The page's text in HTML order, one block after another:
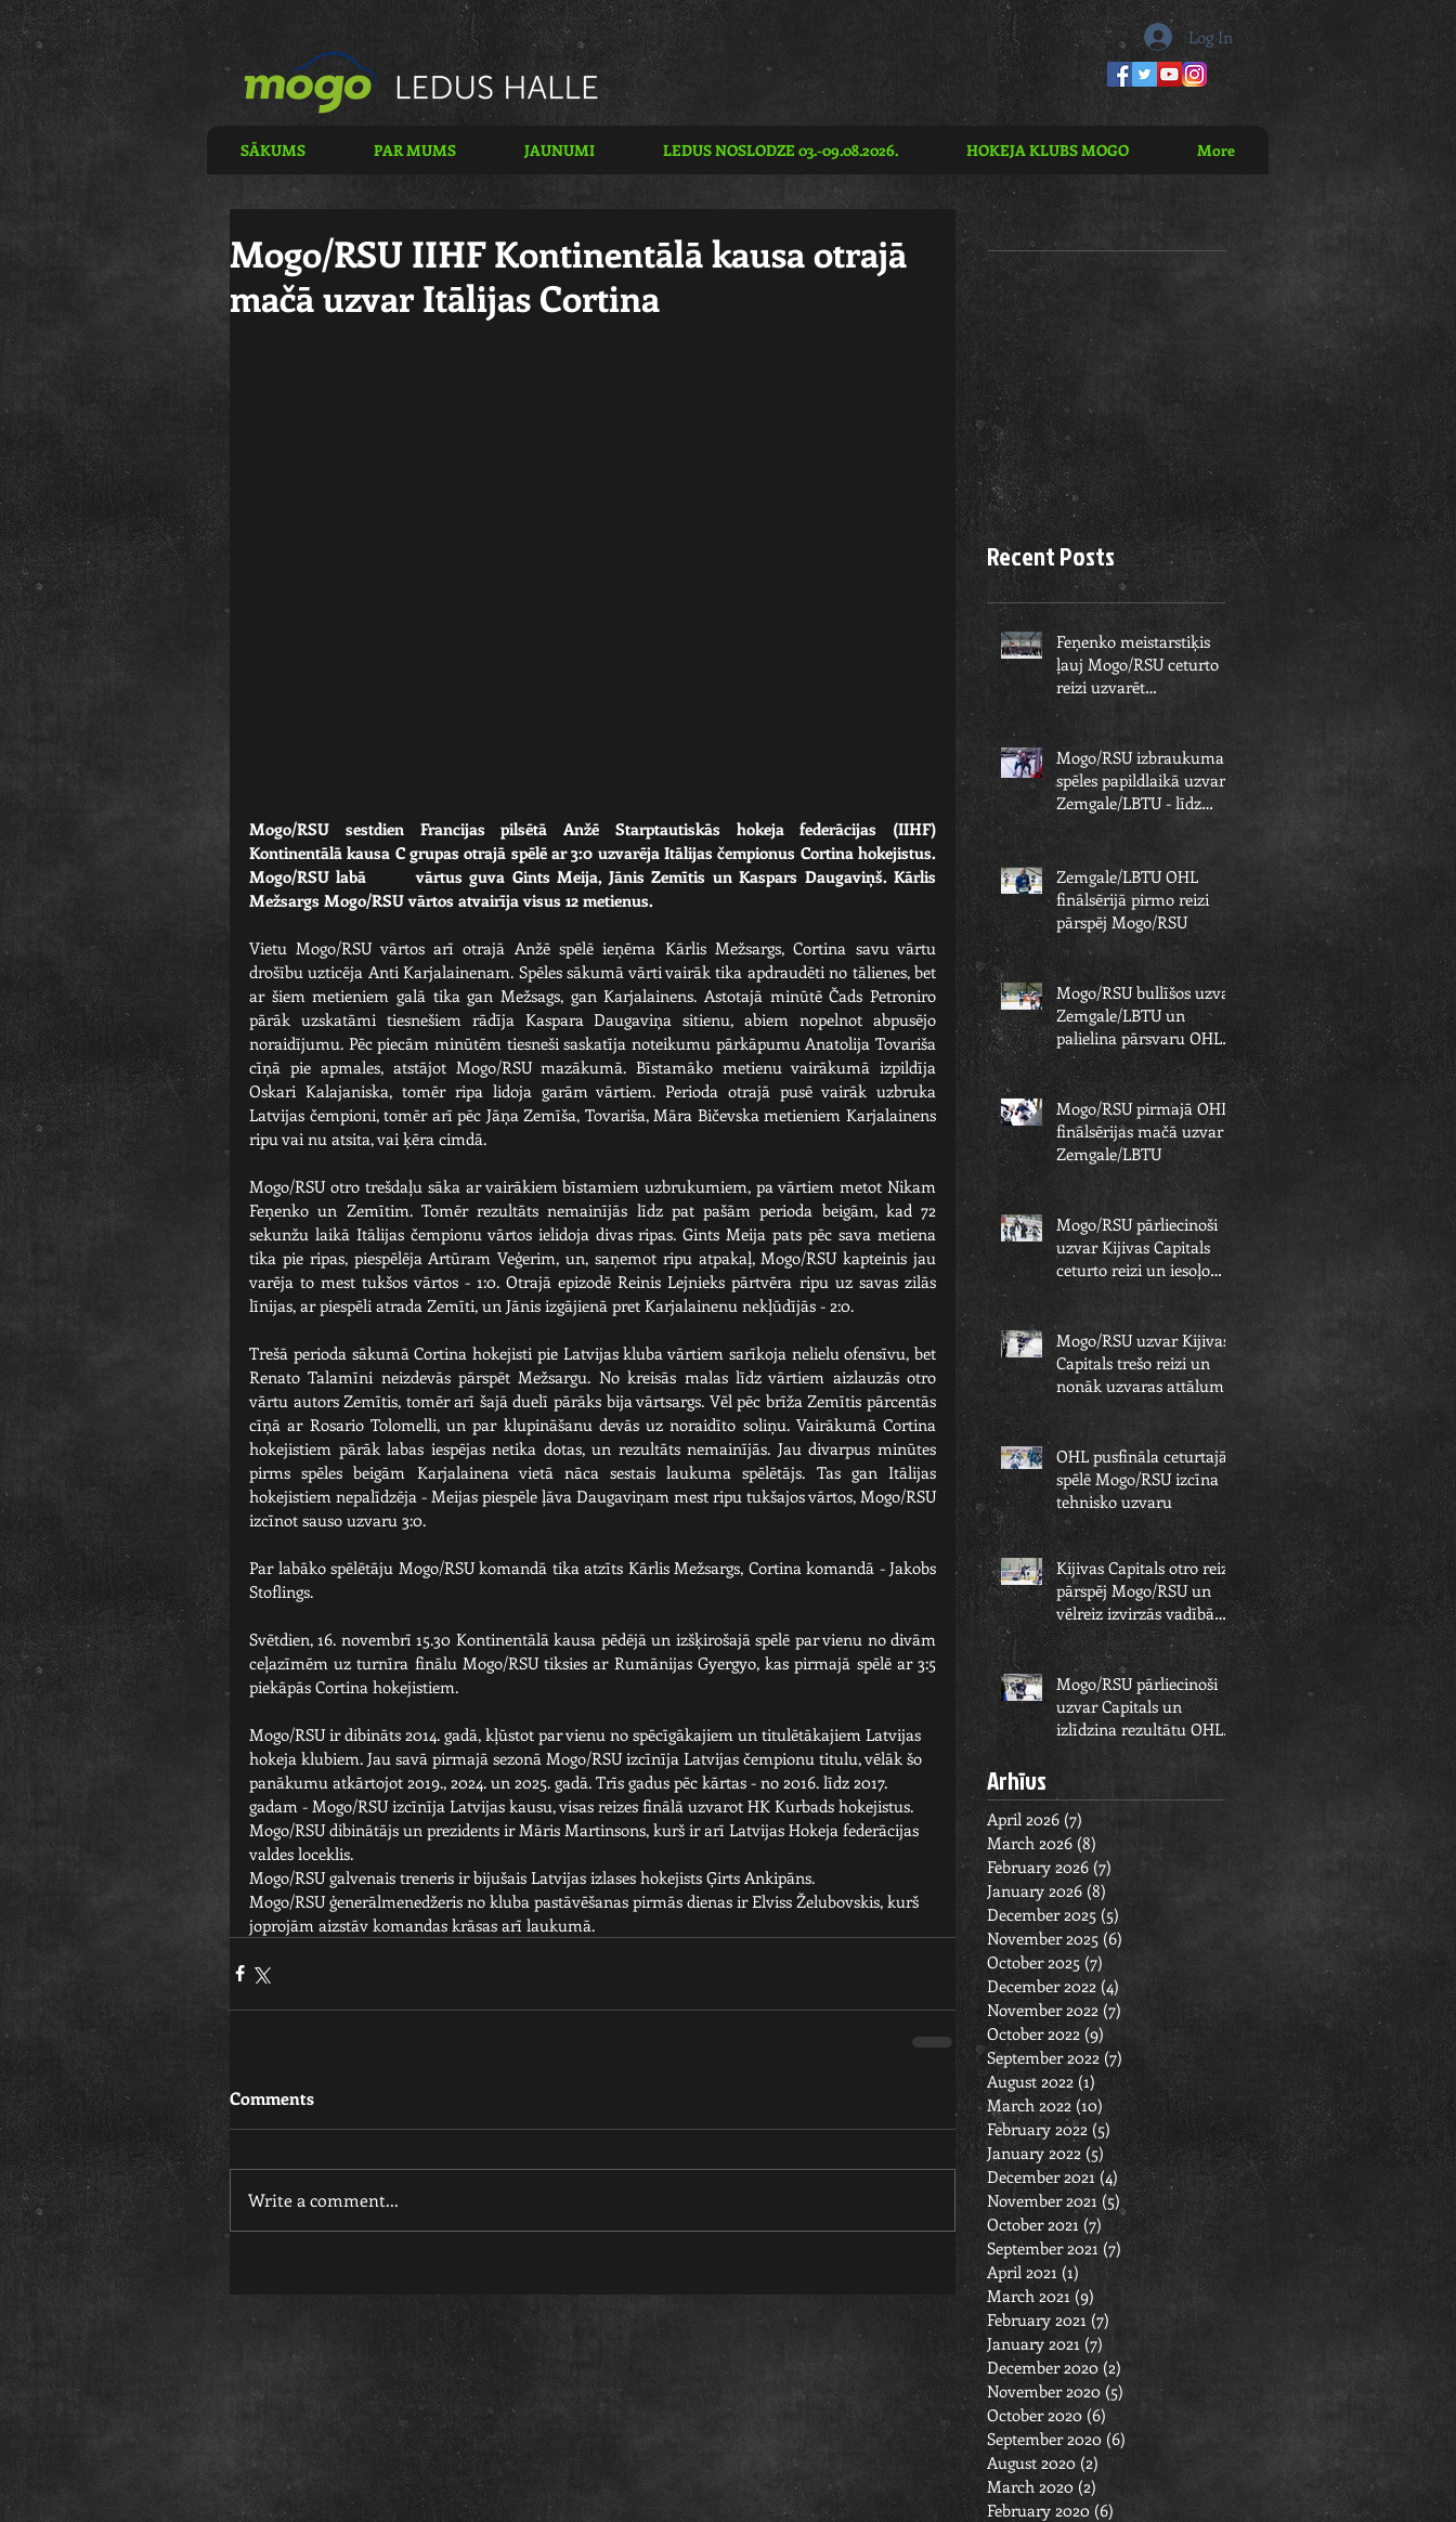
SĀKUMS PAR MUMS JAUNUMI LEDUS NOSLODZE 03.-09.08.2026. HOKEJA KLUBS MOGO More
Log In
Mogo/RSU IIHF Kontinentālā kausa otrajā
mačā uzvar Itālijas Cortina
Mogo/RSU sestdien Francijas pilsētā Anžē Starptautiskās hokeja federācijas (IIHF)
Kontinentālā kausa C grupas otrajā spēlē ar 3:0 uzvarēja Itālijas čempionus Cortina hokejistus.
Mogo/RSU labā       vārtus guva Gints Meija, Jānis Zemītis un Kaspars Daugaviņš. Kārlis
Mežsargs Mogo/RSU vārtos atvairīja visus 12 metienus.
Vietu Mogo/RSU vārtos arī otrajā Anžē spēlē ieņēma Kārlis Mežsargs, Cortina savu vārtu
drošību uzticēja Anti Karjalainenam. Spēles sākumā vārti vairāk tika apdraudēti no tālienes, bet
ar šiem metieniem galā tika gan Mežsags, gan Karjalainens. Astotajā minūtē Čads Petroniro
pārāk uzskatāmi tiesnešiem rādīja Kaspara Daugaviņa sitienu, abiem nopelnot abpusējo
noraidījumu. Pēc piecām minūtēm tiesneši saskatīja noteikumu pārkāpumu Anatolija Tovariša
cīņā pie apmales, atstājot Mogo/RSU mazākumā. Bīstamāko metienu vairākumā izpildīja
Oskari Kalajaniska, tomēr ripa lidoja garām vārtiem. Perioda otrajā pusē vairāk uzbruka
Latvijas čempioni, tomēr arī pēc Jāņa Zemīša, Tovariša, Māra Bičevska metieniem Karjalainens
ripu vai nu atsita, vai ķēra cimdā.
Mogo/RSU otro trešdaļu sāka ar vairākiem bīstamiem uzbrukumiem, pa vārtiem metot Nikam
Feņenko un Zemītim. Tomēr rezultāts nemainījās līdz pat pašām perioda beigām, kad 72
sekunžu laikā Itālijas čempionu vārtos ielidoja divas ripas. Gints Meija pats pēc sava metiena
tika pie ripas, piespēlēja Artūram Veģerim, un, saņemot ripu atpakaļ, Mogo/RSU kapteinis jau
varēja to mest tukšos vārtos - 1:0. Otrajā epizodē Reinis Lejnieks pārtvēra ripu uz savas zilās
līnijas, ar piespēli atrada Zemīti, un Jānis izgājienā pret Karjalainenu nekļūdījās - 2:0.
Trešā perioda sākumā Cortina hokejisti pie Latvijas kluba vārtiem sarīkoja nelielu ofensīvu, bet
Renato Talamīni neizdevās pārspēt Mežsargu. No kreisās malas līdz vārtiem aizlauzās otro
vārtu autors Zemītis, tomēr arī šajā duelī pārāks bija vārtsargs. Vēl pēc brīža Zemītis pārcentās
cīņā ar Rosario Tolomelli, un par klupināšanu devās uz noraidīto soliņu. Vairākumā Cortina
hokejistiem pārāk labas iespējas netika dotas, un rezultāts nemainījās. Jau divarpus minūtes
pirms spēles beigām Karjalainena vietā nāca sestais laukuma spēlētājs. Tas gan Itālijas
hokejistiem nepalīdzēja - Meijas piespēle ļāva Daugaviņam mest ripu tukšajos vārtos, Mogo/RSU
izcīnot sauso uzvaru 3:0.
Par labāko spēlētāju Mogo/RSU komandā tika atzīts Kārlis Mežsargs, Cortina komandā - Jakobs
Stoflings.
Svētdien, 16. novembrī 15.30 Kontinentālā kausa pēdējā un izšķirošajā spēlē par vienu no divām
ceļazīmēm uz turnīra finālu Mogo/RSU tiksies ar Rumānijas Gyergyo, kas pirmajā spēlē ar 3:5
piekāpās Cortina hokejistiem.
Mogo/RSU ir dibināts 2014. gadā, kļūstot par vienu no spēcīgākajiem un titulētākajiem Latvijas
hokeja klubiem. Jau savā pirmajā sezonā Mogo/RSU izcīnīja Latvijas čempionu titulu, vēlāk šo
panākumu atkārtojot 2019., 2024. un 2025. gadā. Trīs gadus pēc kārtas - no 2016. līdz 2017.
gadam - Mogo/RSU izcīnīja Latvijas kausu, visas reizes finālā uzvarot HK Kurbads hokejistus.
Mogo/RSU dibinātājs un prezidents ir Māris Martinsons, kurš ir arī Latvijas Hokeja federācijas
valdes loceklis.
Mogo/RSU galvenais treneris ir bijušais Latvijas izlases hokejists Ģirts Ankipāns.
Mogo/RSU ģenerālmenedžeris no kluba pastāvēšanas pirmās dienas ir Elviss Želubovskis, kurš
joprojām aizstāv komandas krāsas arī laukumā.
Comments
Write a comment...
Recent Posts
Feņenko meistarstiķis
ļauj Mogo/RSU ceturto
reizi uzvarēt
Zemgale/LBTU un izcīnīt
piekto čempionu
Mogo/RSU izbraukuma
spēles papildlaikā uzvar
Zemgale/LBTU - līdz
Zemgale/LBTU OHL
finālsērijā pirmo reizi
pārspēj Mogo/RSU
Mogo/RSU bullīšos uzvar
Zemgale/LBTU un
palielina pārsvaru OHL
finālsērijā
Mogo/RSU pirmajā OHL
finālsērijas mačā uzvar
Zemgale/LBTU
Mogo/RSU pārliecinoši
uzvar Kijivas Capitals
ceturto reizi un iesoļo
OHL finālā
Mogo/RSU uzvar Kijivas
Capitals trešo reizi un
nonāk uzvaras attālumā
OHL pusfināla ceturtajā
spēlē Mogo/RSU izcīna
tehnisko uzvaru
Kijivas Capitals otro reizi
pārspēj Mogo/RSU un
vēlreiz izvirzās vadībā
OHL pusfināla sērijā
Mogo/RSU pārliecinoši
uzvar Capitals un
izlīdzina rezultātu OHL
pusfināla sērijā
Arhīvs
April 2026 (7) 7 posts
March 2026 (8) 8 posts
February 2026 (7)
January 2026 (8)8 posts
December 2025 (5)
November 2025 (6)
October 2025 (7) 7 posts
December 2022 (4)
November 2022 (7) 7 posts
October 2022 (9)
September 2022 (7) 7 posts
August 2022 (1)1 post
March 2022 (10) 10 posts
February 2022 (5) 5 posts
January 2022 (5) 5 posts
December 2021 (4)4 posts
November 2021 (5)5 posts
October 2021 (7)7 posts
September 2021 (7) 7 posts
April 2021 (1) 1 post
March 2021 (9)
February 2021 (7) 7 posts
January 2021 (7) 7 posts
December 2020 (2)
November 2020 (5) 5 posts
October 2020 (6) 6 posts
September 2020 (6) 6 posts
August 2020 (2)
March 2020 (2)
February 2020 (6) 6 posts